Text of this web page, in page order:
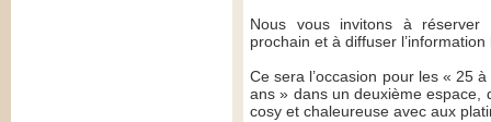
Nous vous invitons à
prochain et à diffuser
Ce sera l’occasion pour les « 25
ans » dans un deuxième espace,
cosy et chaleureuse avec aux